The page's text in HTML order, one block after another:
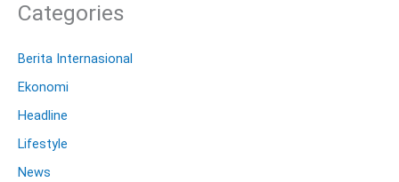
Categories
Berita Internasional
Ekonomi
Headline
Lifestyle
News